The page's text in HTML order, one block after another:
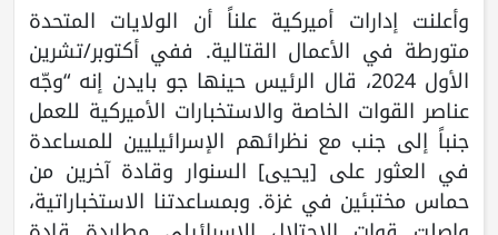
وأعلنت إدارات أميركية علناً أن الولايات المتحدة
متورطة في الأعمال القتالية. ففي أكتوبر/تشرين
الأول 2024، قال الرئيس حينها جو بايدن إنه “وجّه
عناصر القوات الخاصة والاستخبارات الأميركية للعمل
جنباً إلى جنب مع نظرائهم الإسرائيليين للمساعدة
في العثور على [يحيى] السنوار وقادة آخرين من
حماس مختبئين في غزة. وبمساعدتنا الاستخباراتية،